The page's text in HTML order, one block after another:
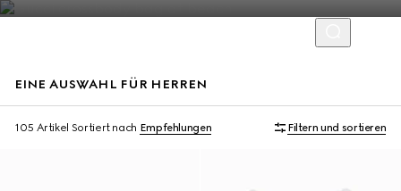
EINE AUSWAHL FÜR HERREN
105 Artikel Sortiert nach Empfehlungen Filtern und sortieren
Virtual Try-On